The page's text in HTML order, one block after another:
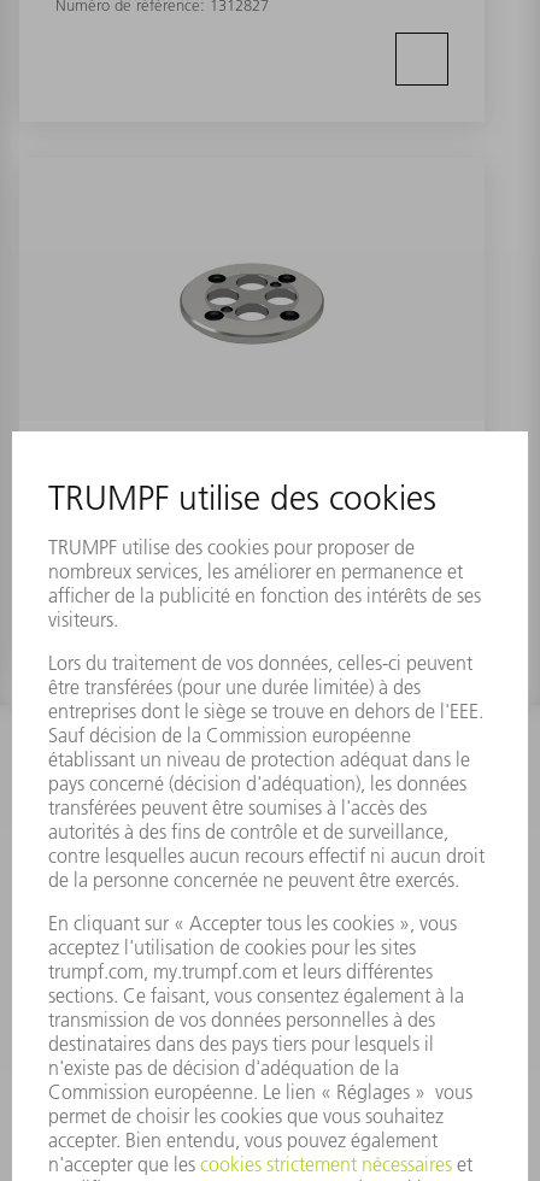
Numéro de référence: 1312827
Rondelle d'étanchéité pour matrice
de calibrage
Numéro de référence:1312843
INFORMATION
Foire aux questions
Termes et conditions
CONTACT
01 48 17 37 73
Lun - Jeu 08:00h - 16:30h
Ven 08:00h - 12:30h
outillages@fr.TRUMPF.com
CONTACT
Pièces Détachées
01 48 17 37 57
Lun – Ven 8:30h - 17:30h
pieces.detachees@trumpf.com